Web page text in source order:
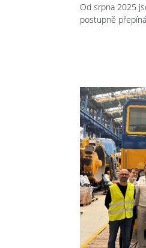
Od srpna 2025
postupně